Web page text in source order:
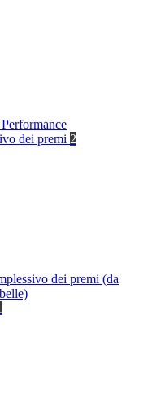
dei premi 2
dei premi (da